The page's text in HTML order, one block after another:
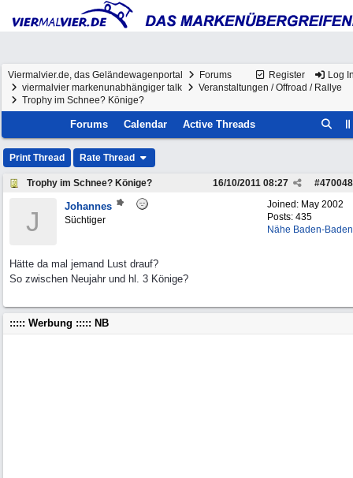
Register Log
Viermalvier.de, das Geländewagenportal
Forums
viermalvier markenunabhängiger talk
Veranstaltungen / Offroad / Rallye
Trophy im Schnee? Könige?
Forums Calendar Active Threads
Print Thread Rate Thread
Trophy im Schnee? Könige? #470048
16/10/2011 08:27
Joined: May 2002
Posts: 435
Nähe Baden-Baden
J Johannes
Süchtiger
Hätte da mal jemand Lust drauf?
So zwischen Neujahr und hl. 3 Könige?
::::: Werbung ::::: NB